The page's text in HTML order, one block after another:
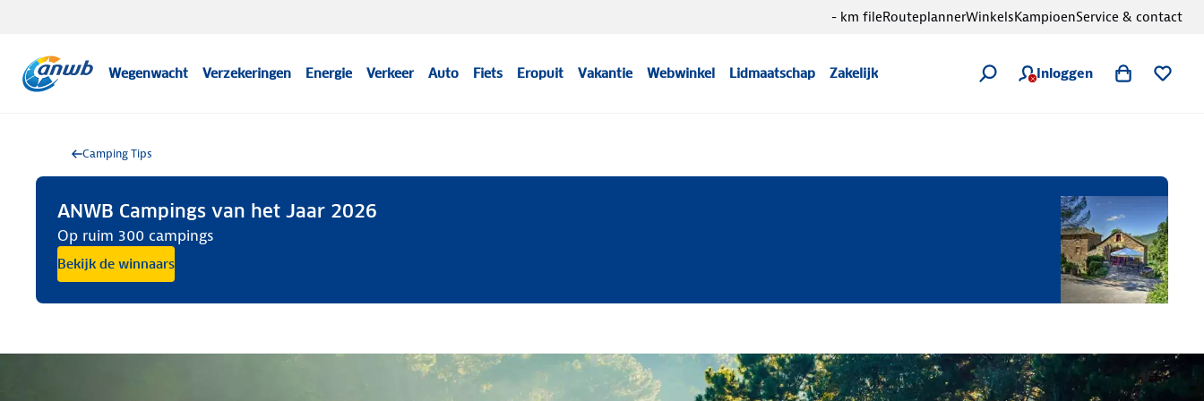
Wegenwacht Verzekeringen Energie Verkeer Auto Fiets Eropuit Vakantie Webwinkel Lidmaatschap Zakelijk Inloggen
- km fileRouteplannerWinkelsKampioenService & contact
Camping Tips
ANWB Campings van het Jaar 2026
Op ruim 300 campings
Bekijk de winnaars